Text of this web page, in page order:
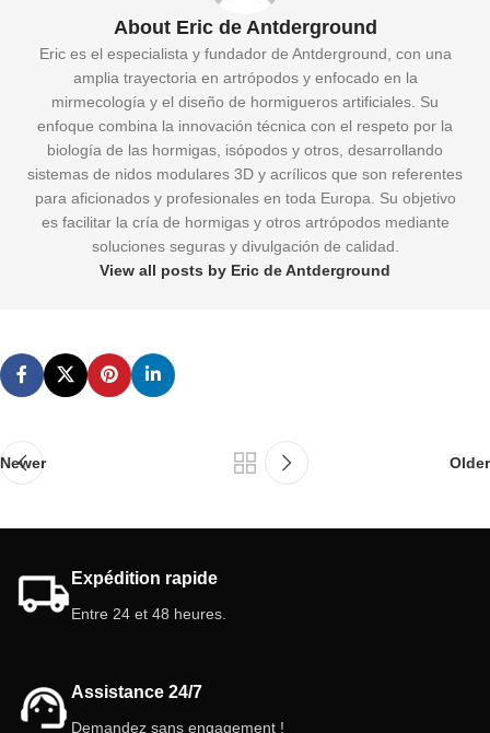
About Eric de Antderground
Eric es el especialista y fundador de Antderground, con una
amplia trayectoria en artrópodos y enfocado en la
mirmecología y el diseño de hormigueros artificiales. Su
enfoque combina la innovación técnica con el respeto por la
biología de las hormigas, isópodos y otros, desarrollando
sistemas de nidos modulares 3D y acrílicos que son referentes
para aficionados y profesionales en toda Europa. Su objetivo
es facilitar la cría de hormigas y otros artrópodos mediante
soluciones seguras y divulgación de calidad.
View all posts by Eric de Antderground
Newer Older
Expédition rapide
Entre 24 et 48 heures.
Assistance 24/7
Demandez sans engagement !